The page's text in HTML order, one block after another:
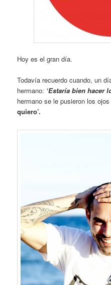
Hoy es el gran día.
Todavía recuerdo cuando, un
hermano: ‘Estaría bien hacer
hermano se le pusieron los
quiero’.